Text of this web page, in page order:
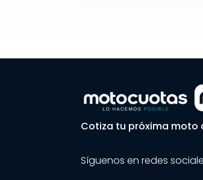
Cotiza tu próxima moto
Síguenos en redes